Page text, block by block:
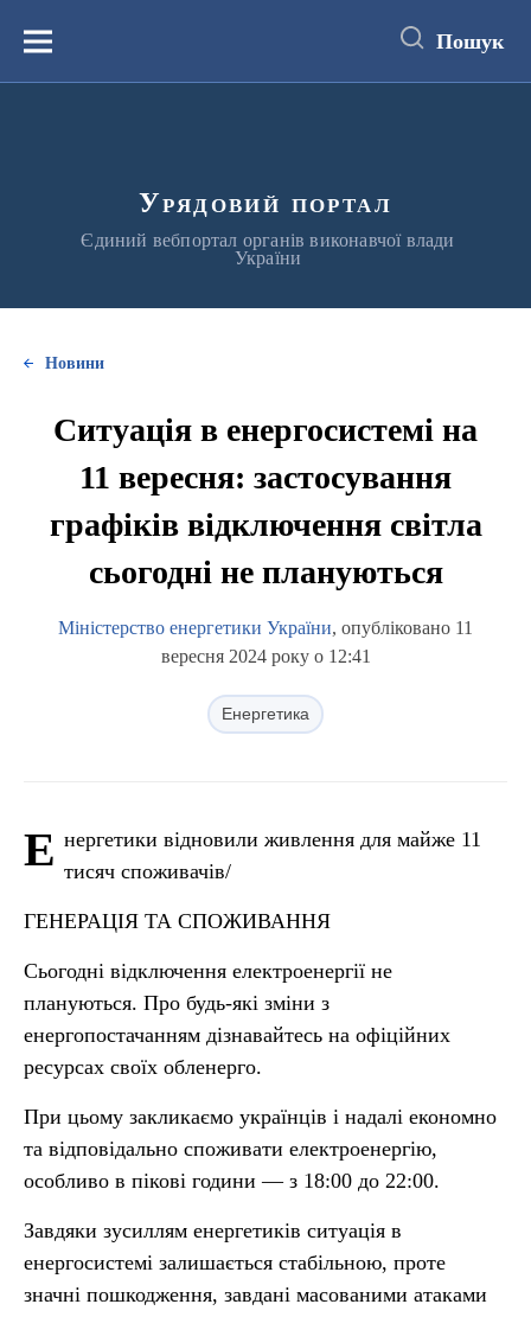
вмістуМеню Пошук
Урядовий портал
Єдиний вебпортал органів виконавчої влади
України
Новини
Ситуація в енергосистемі на
11 вересня: застосування
графіків відключення світла
сьогодні не плануються
Міністерство енергетики України, опубліковано 11
вересня 2024 року о 12:41
Енергетика
Е нергетики відновили живлення для майже 11
тисяч споживачів/
ГЕНЕРАЦІЯ ТА СПОЖИВАННЯ
Сьогодні відключення електроенергії не
плануються. Про будь-які зміни з
енергопостачанням дізнавайтесь на офіційних
ресурсах своїх обленерго.
При цьому закликаємо українців і надалі економно
та відповідально споживати електроенергію,
особливо в пікові години — з 18:00 до 22:00.
Завдяки зусиллям енергетиків ситуація в
енергосистемі залишається стабільною, проте
значні пошкодження, завдані масованими атаками